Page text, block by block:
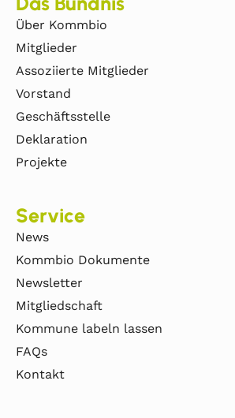
Über Kommbio
Mitglieder
Assoziierte Mitglieder
Vorstand
Geschäftsstelle
Deklaration
Projekte
Service
News
Kommbio Dokumente
Newsletter
Mitgliedschaft
Kommune labeln lassen
FAQs
Kontakt